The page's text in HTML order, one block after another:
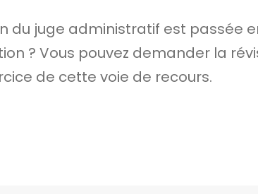
du juge administratif est passée
? Vous pouvez demander la
de cette voie de recours.